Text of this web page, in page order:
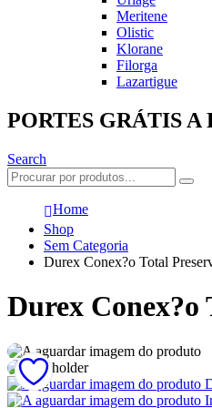
Meritene
Olistic
Klorane
Filorga
Lazartigue
PORTES GRÁTIS A
Search
Home
Shop
Sem Categoria
Durex Conex?o Total
Durex Conex?o